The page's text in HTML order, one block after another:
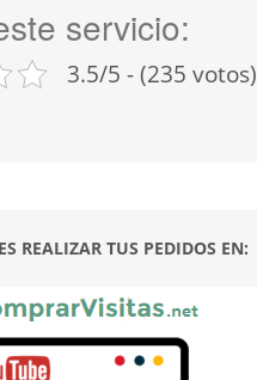
servicio:
3.5/5 - (235 votos)
REALIZAR TUS PEDIDOS EN: